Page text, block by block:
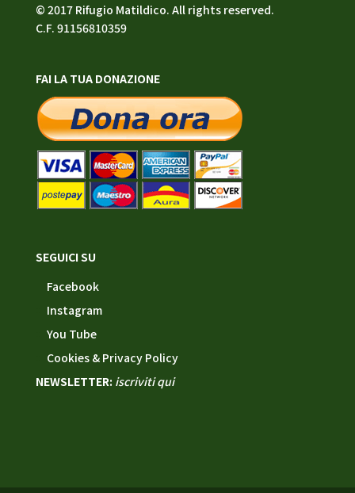
© 2017 Rifugio Matildico. All rights reserved.
C.F. 91156810359
FAI LA TUA DONAZIONE
SEGUICI SU
Facebook
Instagram
You Tube
Cookies & Privacy Policy
NEWSLETTER: iscriviti qui